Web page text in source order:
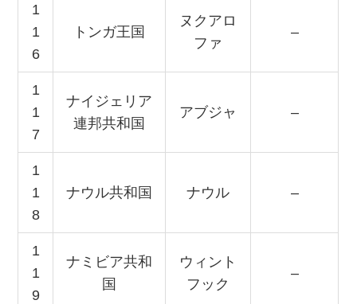
1
1
6
トンガ王国
ヌクアロ
ファ
–
1
1
7
ナイジェリア
連邦共和国
アブジャ –
1
1
8
ナウル共和国 ナウル –
1
1
9
ナミビア共和
国
ウィント
フック
–